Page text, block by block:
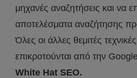
μηχανές αναζητήσεις και να
αποτελέσματα αναζήτησης
Όλες οι άλλες θεμιτές
επικροτούνται από την
White Hat SEO.